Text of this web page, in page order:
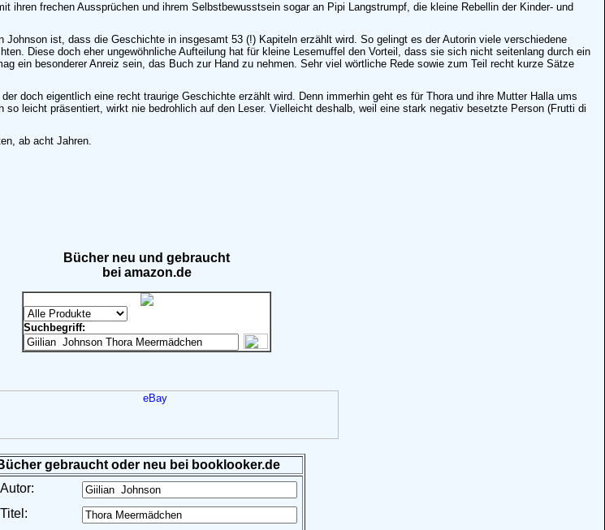
ihren frechen Aussprüchen und ihrem Selbstbewusstsein sogar an Pipi Langstrumpf, die kleine Rebellin der Kinder- und
ist, dass die Geschichte in insgesamt 53 (!) Kapiteln erzählt wird. So gelingt es der Autorin viele verschiedene
Diese doch eher ungewöhnliche Aufteilung hat für kleine Lesemuffel den Vorteil, dass sie sich nicht seitenlang durch ein
ein besonderer Anreiz sein, das Buch zur Hand zu nehmen. Sehr viel wörtliche Rede sowie zum Teil recht kurze Sätze
doch eigentlich eine recht traurige Geschichte erzählt wird. Denn immerhin geht es für Thora und ihre Mutter Halla ums
leicht präsentiert, wirkt nie bedrohlich auf den Leser. Vielleicht deshalb, weil eine stark negativ besetzte Person (Frutti di
ab acht Jahren.
Bücher neu und gebraucht
bei amazon.de
Suchbegriff:
gebraucht oder neu bei booklooker.de
Autor:
Titel: